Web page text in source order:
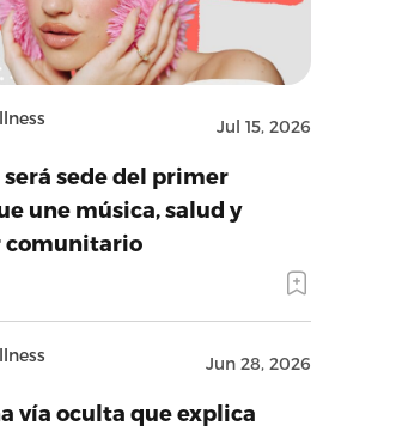
Jul 15, 2026
sede del primer
une música, salud y
comunitario
Jun 28, 2026
vía oculta que explica